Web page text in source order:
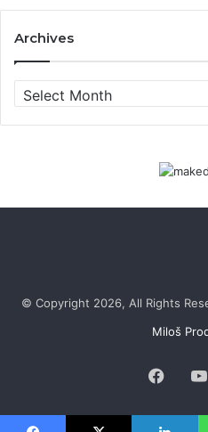
Archives
Archives
© Copyright 2026, All Rights
Miloš